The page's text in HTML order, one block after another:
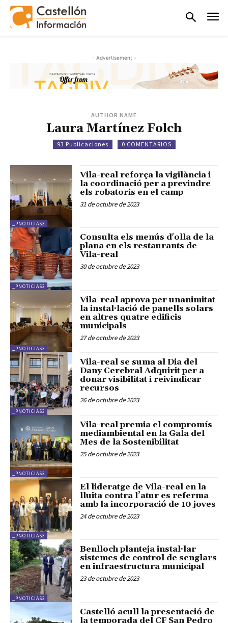
- Advertisement -
AUTHOR NAME
Laura Martínez Folch
93 Publicaciones 0 COMENTARIOS
_PNOTICIAS3
Vila-real reforça la vigilància i
la coordinació per a previndre
els robatoris en el camp
31 de octubre de 2023
_PNOTICIAS3
Consulta els menús d'olla de la
plana en els restaurants de
Vila-real
30 de octubre de 2023
_PNOTICIAS3
Vila-real aprova per unanimitat
la instal·lació de panells solars
en altres quatre edificis
municipals
27 de octubre de 2023
_PNOTICIAS3
Vila-real se suma al Dia del
Dany Cerebral Adquirit per a
donar visibilitat i reivindicar
recursos
26 de octubre de 2023
_PNOTICIAS3
Vila-real premia el compromís
mediambiental en la Gala del
Mes de la Sostenibilitat
25 de octubre de 2023
_PNOTICIAS3
El lideratge de Vila-real en la
lluita contra l’atur es referma
amb la incorporació de 10 joves
24 de octubre de 2023
_PNOTICIAS3
Benlloch planteja instal·lar
sistemes de control de senglars
en infraestructura municipal
23 de octubre de 2023
Castelló acull la presentació de
la temporada del CF San Pedro